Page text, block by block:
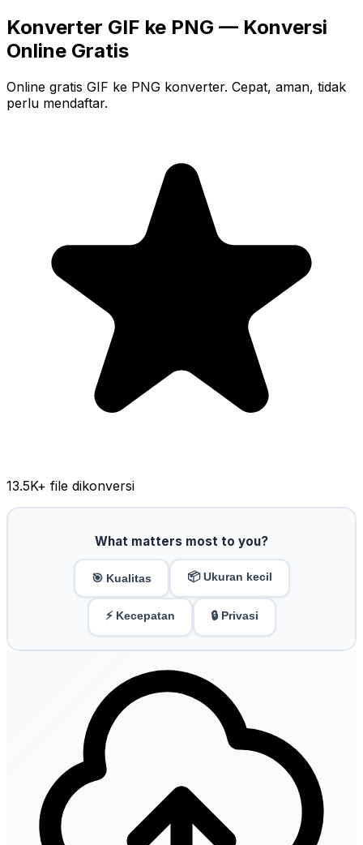
Konverter GIF ke PNG — Konversi
Online Gratis
Online gratis GIF ke PNG konverter. Cepat, aman, tidak
perlu mendaftar.
13.5K+ file dikonversi
What matters most to you?
🎯 Kualitas 📦 Ukuran kecil
⚡ Kecepatan 🔒 Privasi